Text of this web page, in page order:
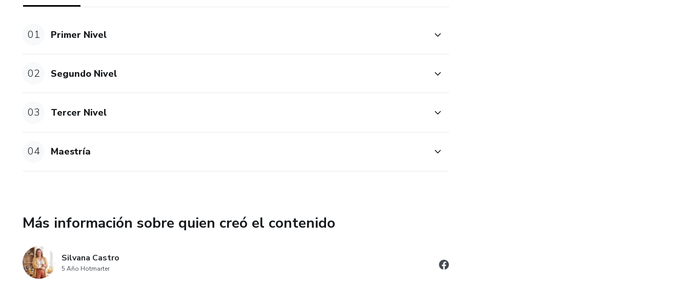
01 Primer Nivel
02 Segundo Nivel
03 Tercer Nivel
04 Maestría
Más información sobre quien creó el contenido
Silvana Castro
5 Año Hotmarter